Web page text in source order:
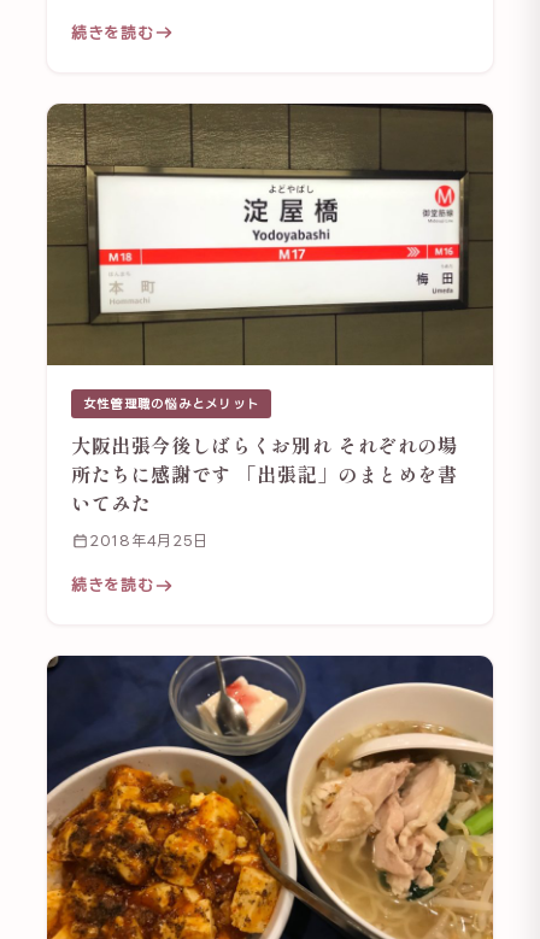
続きを読む
女性管理職の悩みとメリット
大阪出張今後しばらくお別れ それぞれの場
所たちに感謝です 「出張記」のまとめを書
いてみた
2018年4月25日
続きを読む